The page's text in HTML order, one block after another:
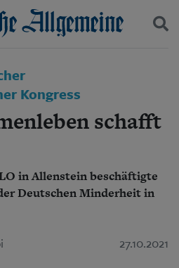
Politik
Kultur
Westpreußen
Kongress
schafft
in Allenstein beschäftigte
Deutschen Minderheit in
27.10.2021